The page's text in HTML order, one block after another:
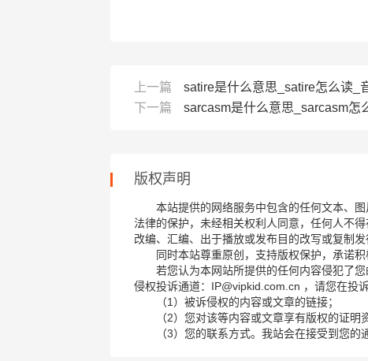
上一篇
satire是什么意思_satire怎么读_
下一篇
sarcasm是什么意思_sarcasm怎
版权声明
本站提供的网络服务中包含的任何文本、
法律的保护，未经相关权利人同意，任何人不
改编、汇编、出于播放或发布目的改写或复制发
同时本站尊重原创，支持版权保护，承诺积
若您认为本网站所提供的任何内容侵犯了
侵权投诉通道：IP@vipkid.com.cn ，请您在投
（1）被诉侵权的内容或文章的链接；
（2）您对该等内容或文章享有版权的证明
（3）您的联系方式。我站会在接受到您的